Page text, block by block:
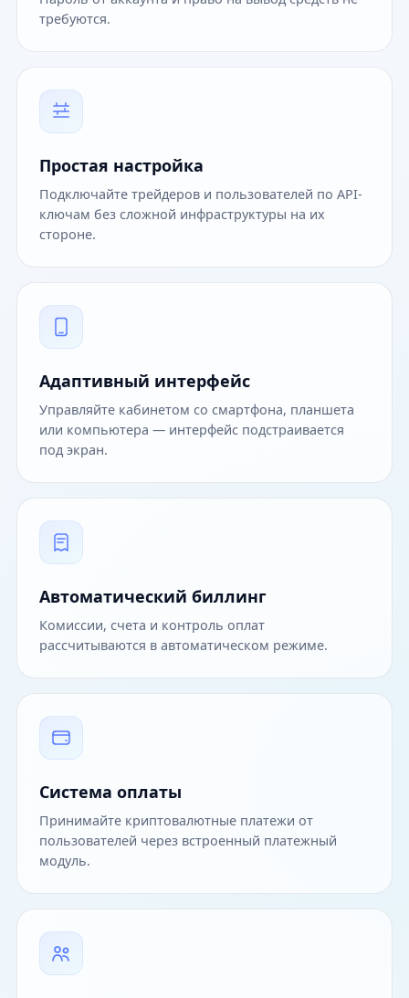
требуются.
Простая настройка
Подключайте трейдеров и пользователей по API-
ключам без сложной инфраструктуры на их
стороне.
Адаптивный интерфейс
Управляйте кабинетом со смартфона, планшета
или компьютера — интерфейс подстраивается
под экран.
Автоматический биллинг
Комиссии, счета и контроль оплат
рассчитываются в автоматическом режиме.
Система оплаты
Принимайте криптовалютные платежи от
пользователей через встроенный платежный
модуль.